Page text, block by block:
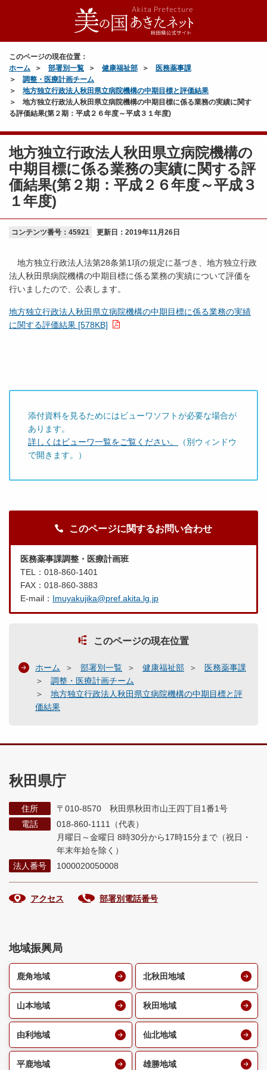
このページの現在位置：
ホーム
部署別一覧 健康福祉部
医務薬事課
調整・医療計画チーム
地方独立行政法人秋田県立病院機構の中期目標と評価結果
地方独立行政法人秋田県立病院機構の中期目標に係る業務の実績に関す
る評価結果(第２期：平成２６年度～平成３１年度)
地方独立行政法人秋田県立病院機構の
中期目標に係る業務の実績に関する評
価結果(第２期：平成２６年度～平成３
１年度)
コンテンツ番号：45921 更新日： 2019年11月26日
地方独立行政法人法第28条第1項の規定に基づき、地方独立行政
法人秋田県病院機構の中期目標に係る業務の実績について評価を
行いましたので、公表します。
地方独立行政法人秋田県立病院機構の中期目標に係る業務の実績
に関する評価結果 [578KB]
添付資料を見るためにはビューワソフトが必要な場合が
あります。
詳しくはビューワ一覧をご覧ください。
（別ウィンドウ
で開きます。）
このページに関するお問い合わせ
医務薬事課調整・医療計画班
TEL：018-860-1401
FAX：018-860-3883
E-mail： Imuyakujika@pref.akita.lg.jp
このページの現在位置
ホーム 部署別一覧 健康福祉部
医務薬事課
調整・医療計画チーム
地方独立行政法人秋田県立病院機構の中期目標と評
価結果
秋田県庁
住所
〒010-8570 秋田県秋田市山王四丁目1番1号
電話
018-860-1111（代表）
月曜日～金曜日 8時30分から17時15分まで （祝日・
年末年始を除く）
法人番号
1000020050008
アクセス 部署別電話番号
地域振興局
鹿角地域 北秋田地域
山本地域 秋田地域
由利地域 仙北地域
平鹿地域 雄勝地域